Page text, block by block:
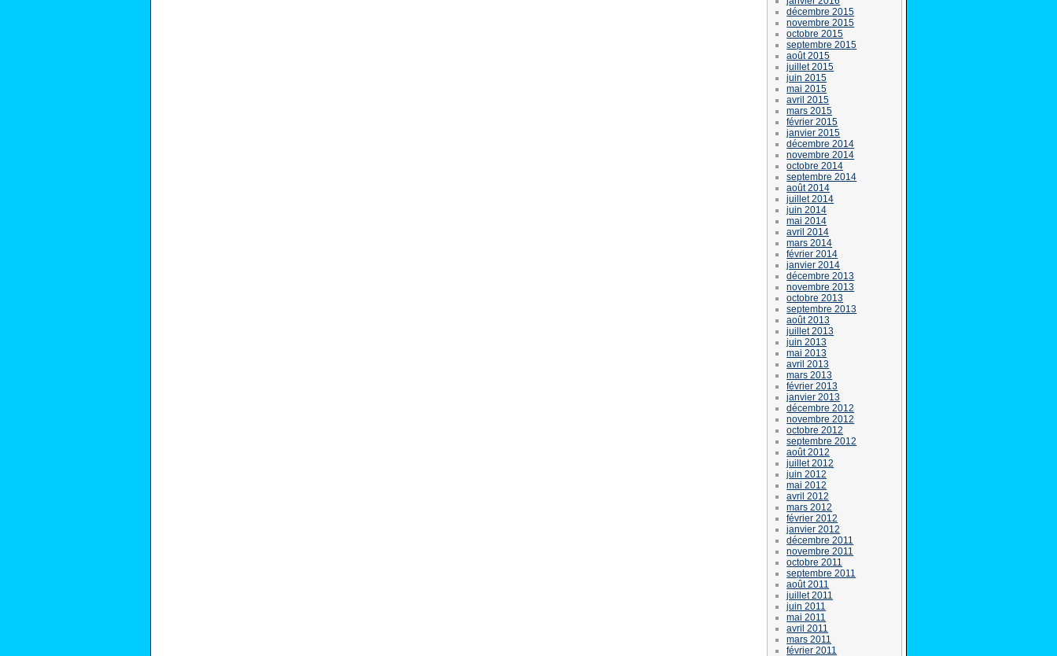
décembre 2015
novembre 2015
octobre 2015
septembre 2015
août 2015
juillet 2015
juin 2015
mai 2015
avril 2015
mars 2015
février 2015
janvier 2015
décembre 2014
novembre 2014
octobre 2014
septembre 2014
août 2014
juillet 2014
juin 2014
mai 2014
avril 2014
mars 2014
février 2014
janvier 2014
décembre 2013
novembre 2013
octobre 2013
septembre 2013
août 2013
juillet 2013
juin 2013
mai 2013
avril 2013
mars 2013
février 2013
janvier 2013
décembre 2012
novembre 2012
octobre 2012
septembre 2012
août 2012
juillet 2012
juin 2012
mai 2012
avril 2012
mars 2012
février 2012
janvier 2012
décembre 2011
novembre 2011
octobre 2011
septembre 2011
août 2011
juillet 2011
juin 2011
mai 2011
avril 2011
mars 2011
février 2011